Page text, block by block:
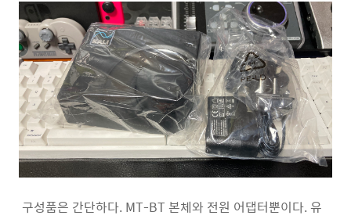
구성품은 간단하다. MT-BT 본체와 전원 어댑터뿐이다. 유